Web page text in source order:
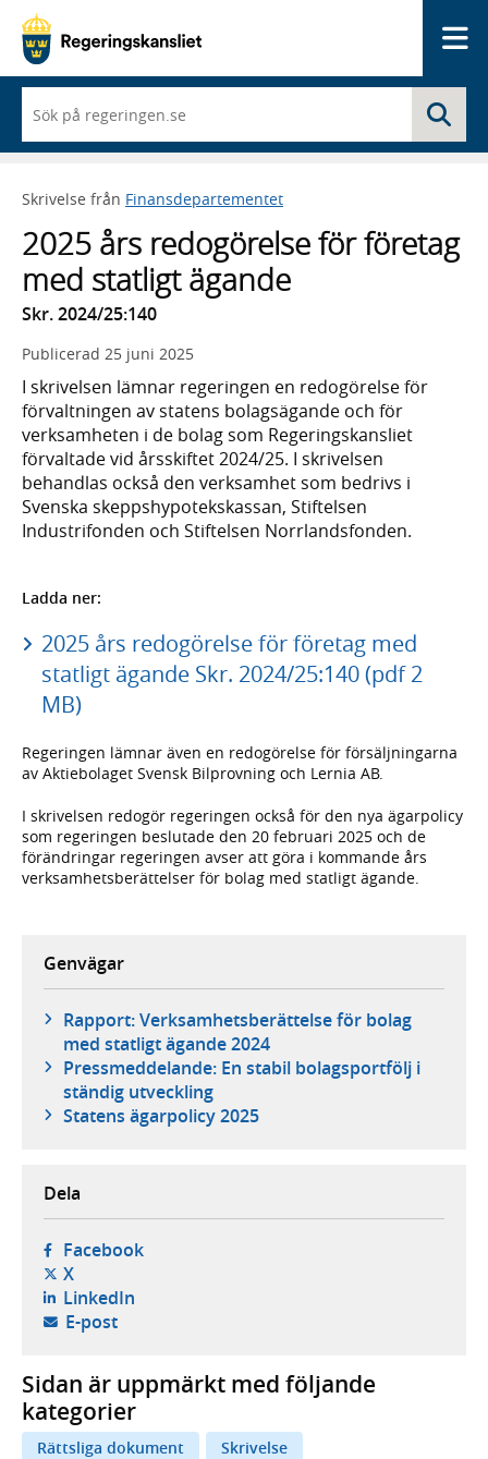
du
börjar
skriva
framträder
lista
med
sökförslag
Skrivelse från Finansdepartementet
2025 års redogörelse för företag
med statligt ägande
Skr. 2024/25:140
Publicerad 25 juni 2025
I skrivelsen lämnar regeringen en redogörelse för
förvaltningen av statens bolagsägande och för
verksamheten i de bolag som Regeringskansliet
förvaltade vid årsskiftet 2024/25. I skrivelsen
behandlas också den verksamhet som bedrivs i
Svenska skeppshypotekskassan, Stiftelsen
Industrifonden och Stiftelsen Norrlandsfonden.
Ladda ner:
2025 års redogörelse för företag med
statligt ägande Skr. 2024/25:140 (pdf 2
MB)
Regeringen lämnar även en redogörelse för försäljningarna
av Aktiebolaget Svensk Bilprovning och Lernia AB.
I skrivelsen redogör regeringen också för den nya ägarpolicy
som regeringen beslutade den 20 februari 2025 och de
förändringar regeringen avser att göra i kommande års
verksamhetsberättelser för bolag med statligt ägande.
Genvägar
Rapport: Verksamhetsberättelse för bolag
med statligt ägande 2024
Pressmeddelande: En stabil bolagsportfölj i
ständig utveckling
Statens ägarpolicy 2025
Dela
Facebook- öppnas i ny flik, extern webbplats,
X- öppnas i ny flik, extern webbplats,
LinkedIn- öppnas i ny flik, extern webbplats,
E-post- öppnar din e-postklient,
Sidan är uppmärkt med följande
kategorier
Rättsliga dokument
Skrivelse